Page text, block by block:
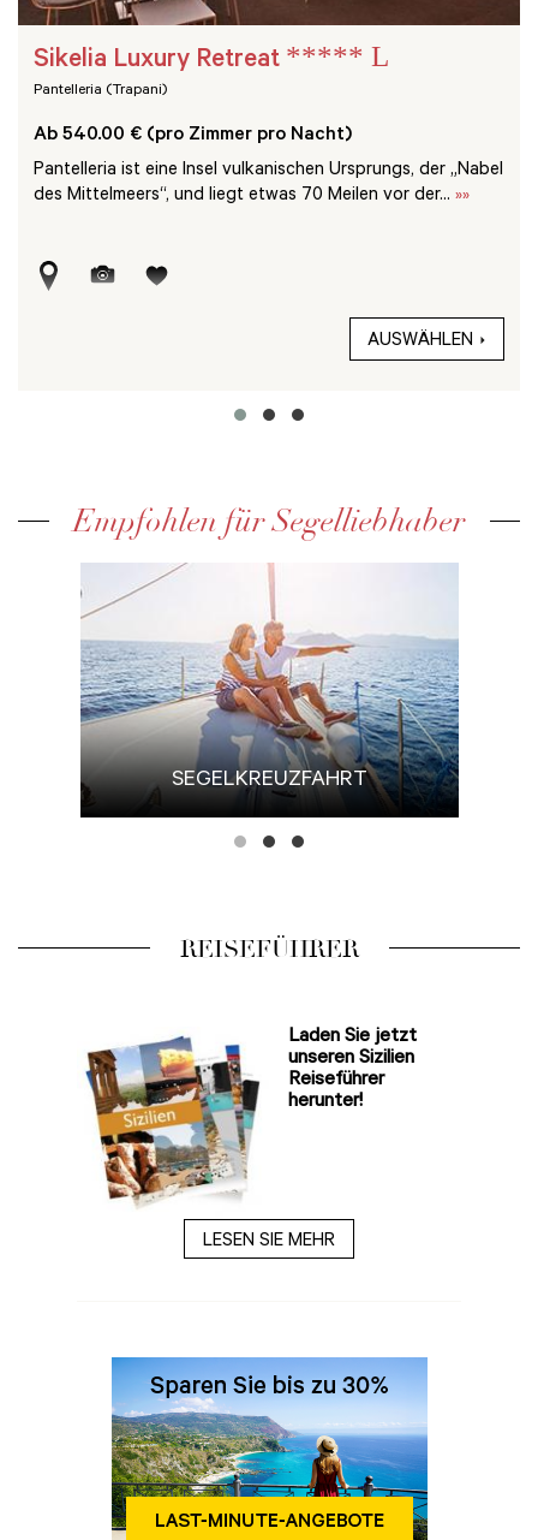
Sikelia Luxury Retreat ***** L
Pantelleria (Trapani)
Ab 540.00 € (pro Zimmer pro Nacht)
Pantelleria ist eine Insel vulkanischen Ursprungs, der „Nabel
des Mittelmeers“, und liegt etwas 70 Meilen vor der... »»
AUSWÄHLEN
Empfohlen für Segelliebhaber
SEGELKREUZFAHRT
REISEFÜHRER
Laden Sie jetzt
unseren Sizilien
Reiseführer
herunter!
LESEN SIE MEHR